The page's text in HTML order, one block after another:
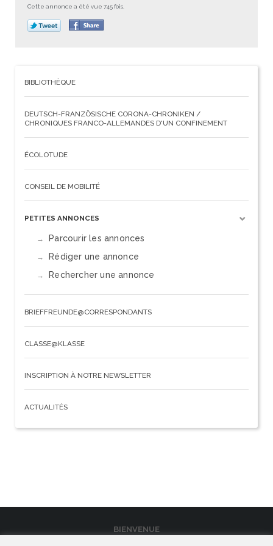
Cette annonce a été vue 745 fois.
BIBLIOTHÈQUE
DEUTSCH-FRANZÖSISCHE CORONA-CHRONIKEN /
CHRONIQUES FRANCO-ALLEMANDES D'UN CONFINEMENT
ÉCOLOTUDE
CONSEIL DE MOBILITÉ
PETITES ANNONCES
Parcourir les annonces
Rédiger une annonce
Rechercher une annonce
BRIEFFREUNDE@CORRESPONDANTS
CLASSE@KLASSE
INSCRIPTION À NOTRE NEWSLETTER
ACTUALITÉS
BIENVENUE